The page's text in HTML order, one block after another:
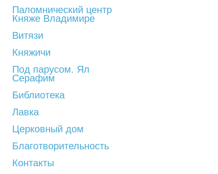
Паломнический центр
Княже Владимире
Витязи
Княжичи
Под парусом. Ял
Серафим
Библиотека
Лавка
Церковный дом
Благотворительность
Контакты